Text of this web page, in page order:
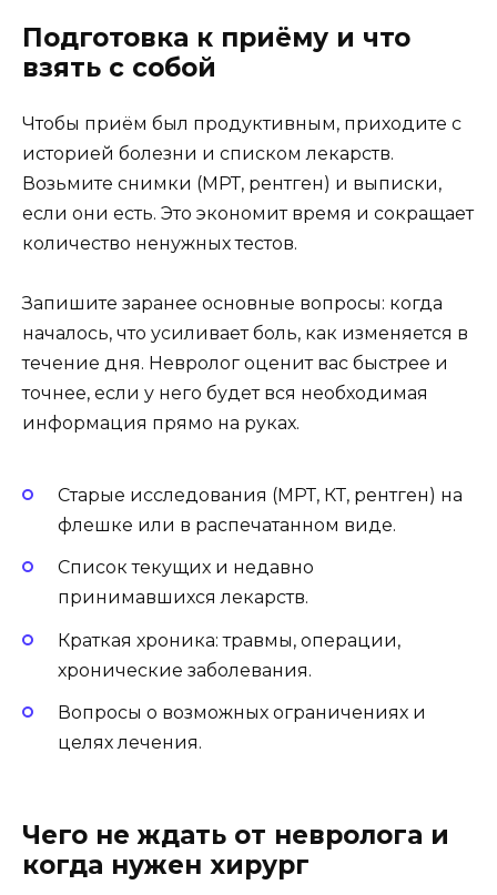
Подготовка к приёму и что
взять с собой
Чтобы приём был продуктивным, приходите с
историей болезни и списком лекарств.
Возьмите снимки (МРТ, рентген) и выписки,
если они есть. Это экономит время и сокращает
количество ненужных тестов.
Запишите заранее основные вопросы: когда
началось, что усиливает боль, как изменяется в
течение дня. Невролог оценит вас быстрее и
точнее, если у него будет вся необходимая
информация прямо на руках.
Старые исследования (МРТ, КТ, рентген) на
флешке или в распечатанном виде.
Список текущих и недавно
принимавшихся лекарств.
Краткая хроника: травмы, операции,
хронические заболевания.
Вопросы о возможных ограничениях и
целях лечения.
Чего не ждать от невролога и
когда нужен хирург